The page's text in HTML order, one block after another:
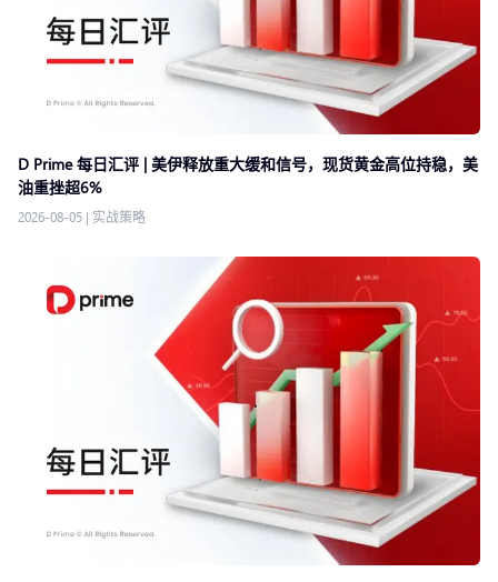
D Prime 每日汇评 | 美伊释放重大缓和信号，现货黄金高位持稳，美
油重挫超6%
2026-08-05 | 实战策略